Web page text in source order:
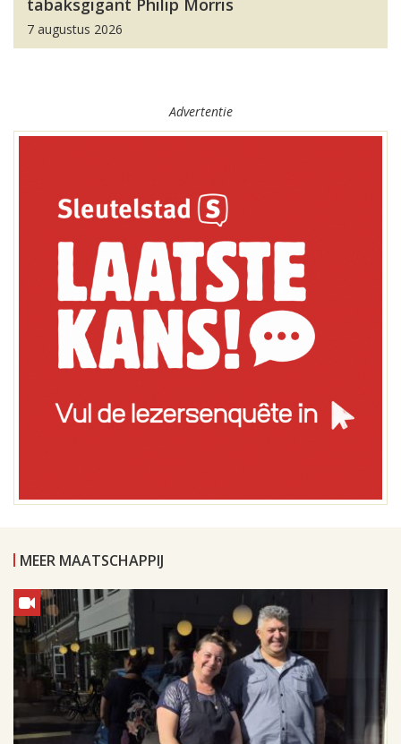
tabaksgigant Philip Morris
7 augustus 2026
Advertentie
MEER MAATSCHAPPIJ